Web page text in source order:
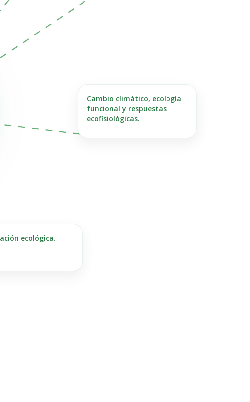
Cambio climático, ecología
funcional y respuestas
ecofisiológicas.
ecológica.